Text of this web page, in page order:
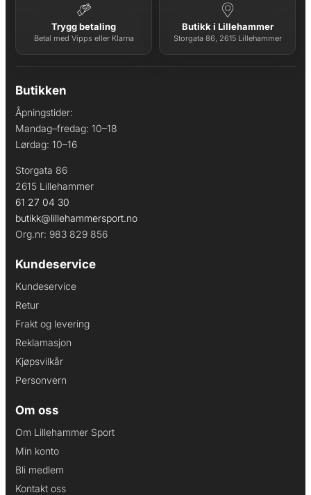
Trygg betaling
Betal med Vipps eller Klarna
Butikk i Lillehammer
Storgata 86, 2615 Lillehammer
Butikken
Åpningstider:
Mandag–fredag: 10–18
Lørdag: 10–16
Storgata 86
2615 Lillehammer
61 27 04 30
butikk@lillehammersport.no
Org.nr: 983 829 856
Kundeservice
Kundeservice
Retur
Frakt og levering
Reklamasjon
Kjøpsvilkår
Personvern
Om oss
Om Lillehammer Sport
Min konto
Bli medlem
Kontakt oss